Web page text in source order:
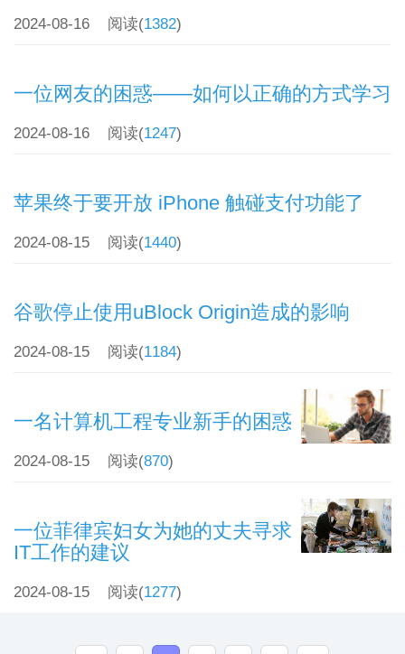
2024-08-16 阅读(1382)
一位网友的困惑——如何以正确的方式学习
2024-08-16 阅读(1247)
苹果终于要开放 iPhone 触碰支付功能了
2024-08-15 阅读(1440)
谷歌停止使用uBlock Origin造成的影响
2024-08-15 阅读(1184)
一名计算机工程专业新手的困惑
2024-08-15 阅读(870)
一位菲律宾妇女为她的丈夫寻求
IT工作的建议
2024-08-15 阅读(1277)